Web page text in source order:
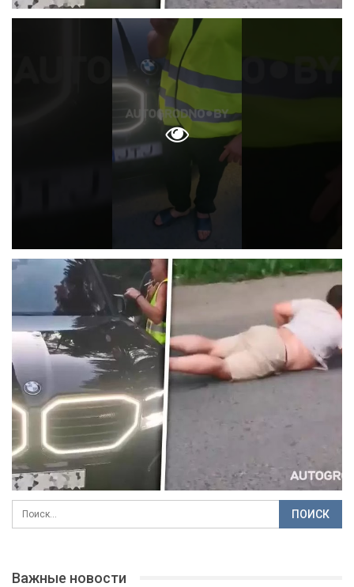
Важные новости